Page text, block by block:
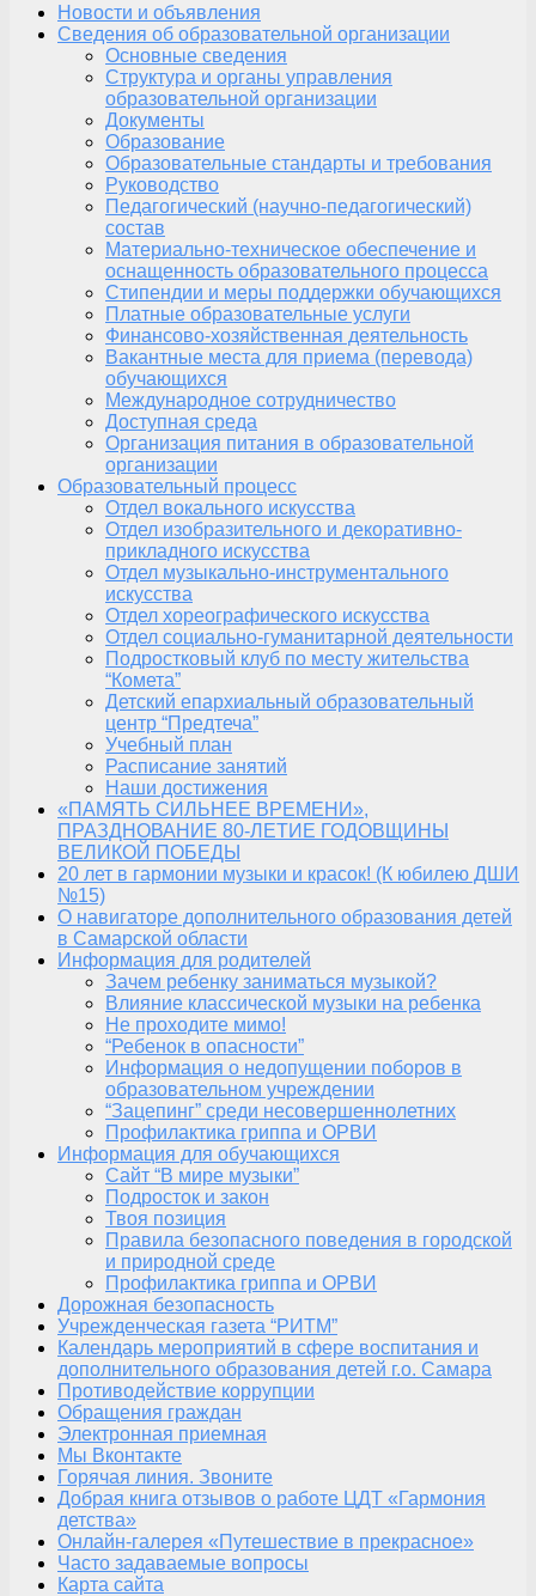
Новости и объявления
Сведения об образовательной организации
Основные сведения
Структура и органы управления
образовательной организации
Документы
Образование
Образовательные стандарты и требования
Руководство
Педагогический (научно-педагогический)
состав
Материально-техническое обеспечение и
оснащенность образовательного процесса
Стипендии и меры поддержки обучающихся
Платные образовательные услуги
Финансово-хозяйственная деятельность
Вакантные места для приема (перевода)
обучающихся
Международное сотрудничество
Доступная среда
Организация питания в образовательной
организации
Образовательный процесс
Отдел вокального искусства
Отдел изобразительного и декоративно-
прикладного искусства
Отдел музыкально-инструментального
искусства
Отдел хореографического искусства
Отдел социально-гуманитарной деятельности
Подростковый клуб по месту жительства
“Комета”
Детский епархиальный образовательный
центр “Предтеча”
Учебный план
Расписание занятий
Наши достижения
«ПАМЯТЬ СИЛЬНЕЕ ВРЕМЕНИ»,
ПРАЗДНОВАНИЕ 80-ЛЕТИЕ ГОДОВЩИНЫ
ВЕЛИКОЙ ПОБЕДЫ
20 лет в гармонии музыки и красок! (К юбилею ДШИ
№15)
О навигаторе дополнительного образования детей
в Самарской области
Информация для родителей
Зачем ребенку заниматься музыкой?
Влияние классической музыки на ребенка
Не проходите мимо!
“Ребенок в опасности”
Информация о недопущении поборов в
образовательном учреждении
“Зацепинг” среди несовершеннолетних
Профилактика гриппа и ОРВИ
Информация для обучающихся
Сайт “В мире музыки”
Подросток и закон
Твоя позиция
Правила безопасного поведения в городской
и природной среде
Профилактика гриппа и ОРВИ
Дорожная безопасность
Учрежденческая газета “РИТМ”
Календарь мероприятий в сфере воспитания и
дополнительного образования детей г.о. Самара
Противодействие коррупции
Обращения граждан
Электронная приемная
Мы Вконтакте
Горячая линия. Звоните
Добрая книга отзывов о работе ЦДТ «Гармония
детства»
Онлайн-галерея «Путешествие в прекрасное»
Часто задаваемые вопросы
Карта сайта